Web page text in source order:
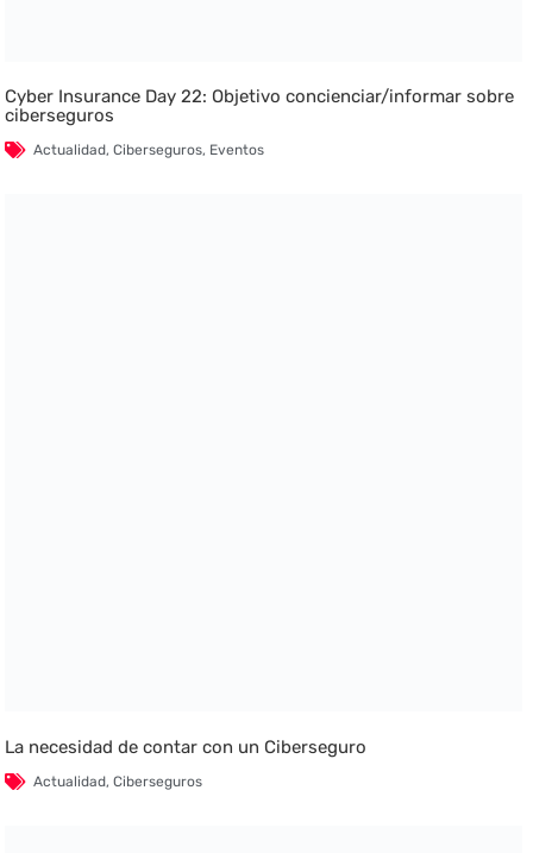
Cyber Insurance Day 22: Objetivo concienciar/informar sobre
ciberseguros
Actualidad,Ciberseguros, Eventos
La necesidad de contar con un Ciberseguro
Actualidad,Ciberseguros